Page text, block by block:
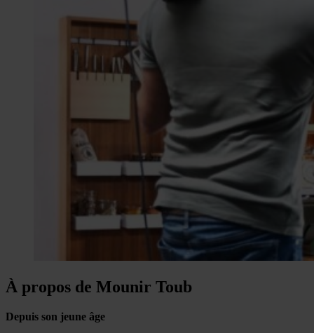
À propos de Mounir Toub
Depuis son jeune âge